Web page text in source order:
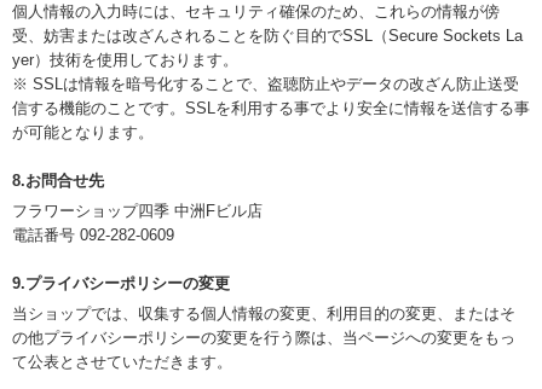
個人情報の入力時には、セキュリティ確保のため、これらの情報が傍
受、妨害または改ざんされることを防ぐ目的でSSL（Secure Sockets La
yer）技術を使用しております。
※ SSLは情報を暗号化することで、盗聴防止やデータの改ざん防止送受
信する機能のことです。SSLを利用する事でより安全に情報を送信する事
が可能となります。
8.お問合せ先
フラワーショップ四季 中洲Fビル店
電話番号 092-282-0609
9.プライバシーポリシーの変更
当ショップでは、収集する個人情報の変更、利用目的の変更、またはそ
の他プライバシーポリシーの変更を行う際は、当ページへの変更をもっ
て公表とさせていただきます。